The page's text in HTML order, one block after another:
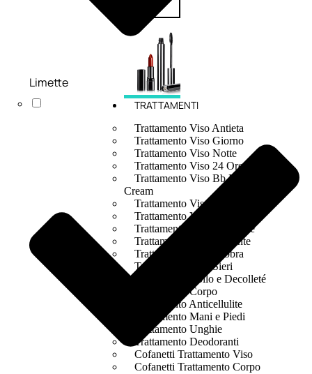
TRATTAMENTI
Trattamento Viso Antieta
Trattamento Viso Giorno
Trattamento Viso Notte
Trattamento Viso 24 Ore
Trattamento Viso Bb E Cc
Cream
Trattamento Viso Occhi
Trattamento Viso Detergenza
Trattamento Viso Maschere
Trattamento Viso Idratante
Trattamento Viso Labbra
Trattamento Viso Sieri
Trattamento Collo e Decolleté
Trattamento Corpo
Trattamento Anticellulite
Trattamento Mani e Piedi
Trattamento Unghie
Trattamento Deodoranti
Cofanetti Trattamento Viso
Cofanetti Trattamento Corpo
Limette